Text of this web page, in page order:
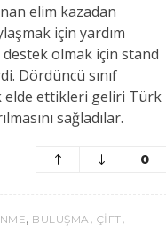
elim kazadan
için yardım
olmak için stand
Dördüncü sınıf
elde ettikleri geliri Türk
sağladılar.
0
, BULUŞMA , ÇIFT,